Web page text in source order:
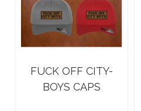
FUCK OFF CITY-
BOYS CAPS